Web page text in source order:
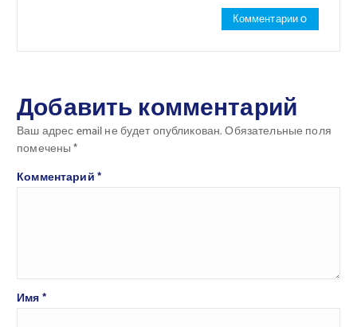
Комментарии 0
Добавить комментарий
Ваш адрес email не будет опубликован.Обязательные поля
помечены*
Комментарий*
Имя*